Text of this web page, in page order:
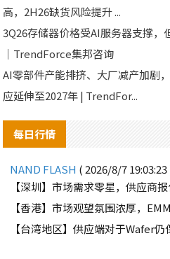
高，2H26缺货风险提升 ...
3Q26存储器价格受AI服务器支撑
｜TrendForce集邦咨询
AI零部件产能排挤、大厂减产加剧
应延伸至2027年 | TrendFor...
每日行情
NAND FLASH ( 2026/8/7 19:03:23
【深圳】市场需求零星，供应商
【香港】市场观望氛围浓厚，